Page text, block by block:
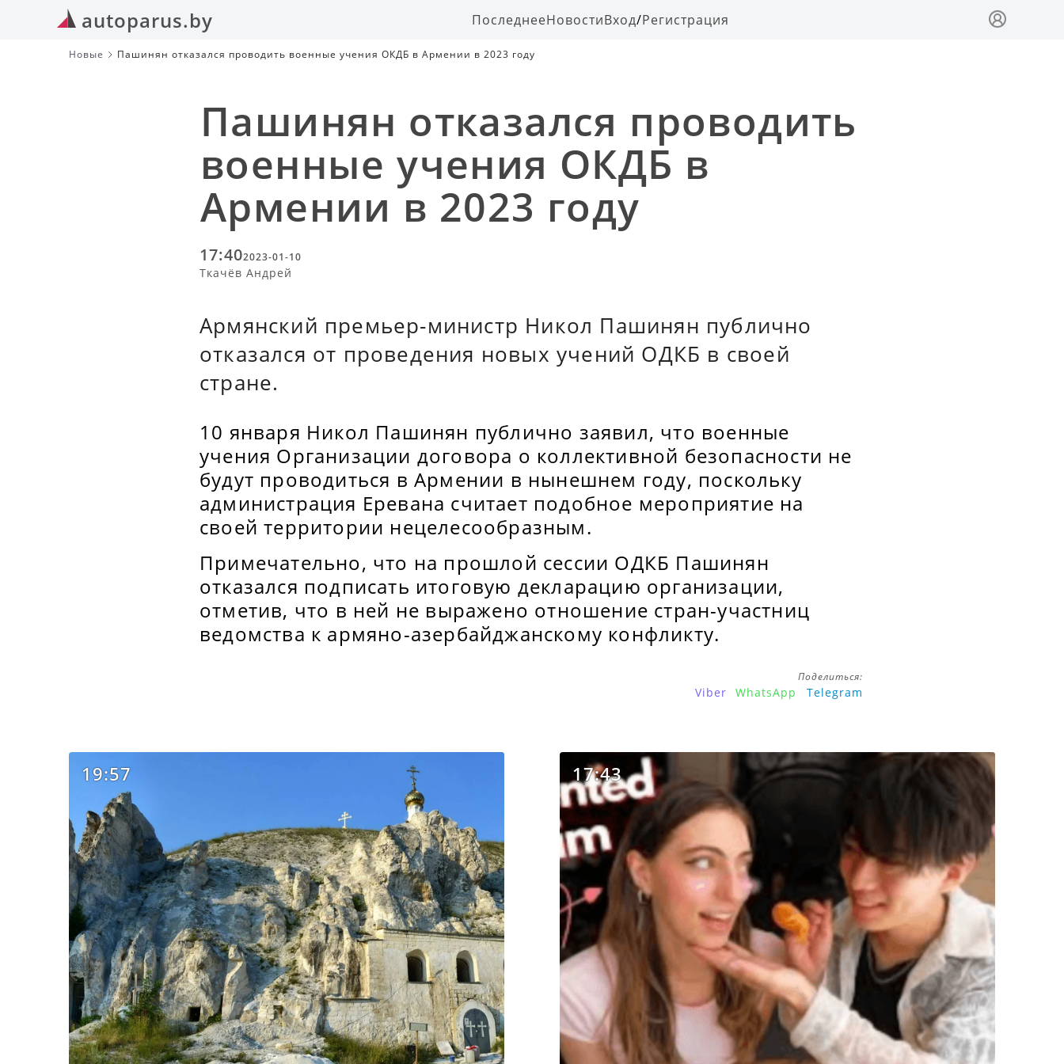
autoparus.by ПоследнееНовостиВход/Регистрация
Новые Пашинян отказался проводить военные учения ОКДБ в Армении в 2023 году
Пашинян отказался проводить
военные учения ОКДБ в
Армении в 2023 году
17:402023-01-10
Ткачёв Андрей
Армянский премьер-министр Никол Пашинян публично
отказался от проведения новых учений ОДКБ в своей
стране.
10 января Никол Пашинян публично заявил, что военные
учения Организации договора о коллективной безопасности не
будут проводиться в Армении в нынешнем году, поскольку
администрация Еревана считает подобное мероприятие на
своей территории нецелесообразным.
Примечательно, что на прошлой сессии ОДКБ Пашинян
отказался подписать итоговую декларацию организации,
отметив, что в ней не выражено отношение стран-участниц
ведомства к армяно-азербайджанскому конфликту.
Поделиться:
Viber WhatsApp Telegram
19:57 17:43